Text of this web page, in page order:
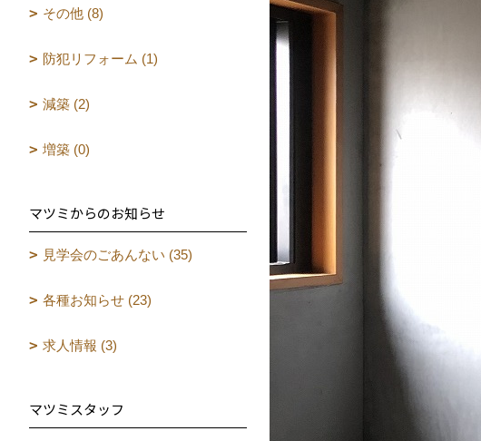
その他 (8)
防犯リフォーム (1)
減築 (2)
増築 (0)
マツミからのお知らせ
見学会のごあんない (35)
各種お知らせ (23)
求人情報 (3)
マツミスタッフ